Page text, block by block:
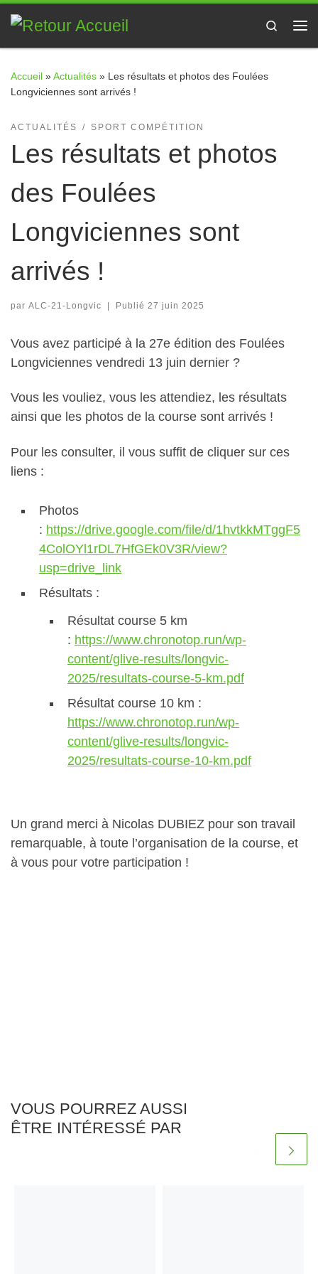
Passer au contenu
Search
Accueil »Actualités » Les résultats et photos des Foulées
Longviciennes sont arrivés !
ACTUALITÉS SPORT COMPÉTITION
Les résultats et photos
des Foulées
Longviciennes sont
arrivés !
par ALC-21-Longvic | Publié 27 juin 2025
Vous avez participé à la 27e édition des Foulées
Longviciennes vendredi 13 juin dernier ?
Vous les vouliez, vous les attendiez, les résultats
ainsi que les photos de la course sont arrivés !
Pour les consulter, il vous suffit de cliquer sur ces
liens :
Photos
: https://drive.google.com/file/d/1hvtkkMTggF5
4ColOYl1rDL7HfGEk0V3R/view?
usp=drive_link
Résultats :
Résultat course 5 km
: https://www.chronotop.run/wp-
content/glive-results/longvic-
2025/resultats-course-5-km.pdf
Résultat course 10 km :
https://www.chronotop.run/wp-
content/glive-results/longvic-
2025/resultats-course-10-km.pdf
Un grand merci à Nicolas DUBIEZ pour son travail
remarquable, à toute l’organisation de la course, et
à vous pour votre participation !
VOUS POURREZ AUSSI
ÊTRE INTÉRESSÉ PAR